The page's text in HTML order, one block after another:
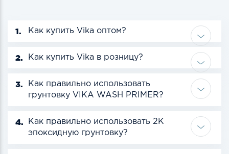
1. Как купить Vika оптом?
2. Как купить Vika в розницу?
3.
Как правильно использовать
грунтовку VIKA WASH PRIMER?
4.
Как правильно использовать 2К
эпоксидную грунтовку?